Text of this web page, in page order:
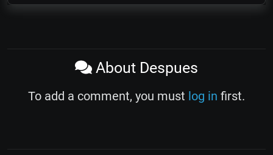
About Despues
To add a comment, you must log in first.